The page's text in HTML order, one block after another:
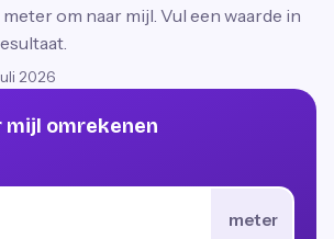
om naar mijl. Vul een waarde in
2026
mijl omrekenen
meter